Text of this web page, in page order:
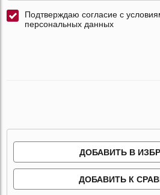
Подтверждаю согласие с
персональных данных
ДОБАВИТЬ В
ДОБАВИТЬ К